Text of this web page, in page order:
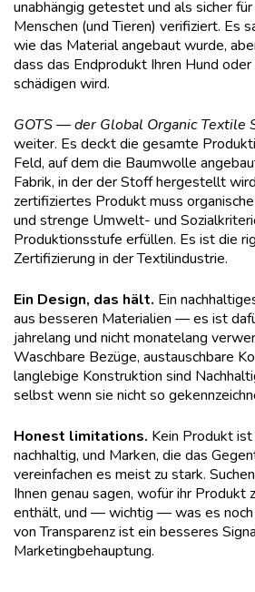
unabhängig getestet und als sicher
Menschen (und Tieren) verifiziert. Es
wie das Material angebaut wurde,
dass das Endprodukt Ihren Hund
schädigen wird.
GOTS — der Global Organic Textile
weiter. Es deckt die gesamte
Feld, auf dem die Baumwolle
Fabrik, in der der Stoff hergestellt
zertifiziertes Produkt muss
und strenge Umwelt- und
Produktionsstufe erfüllen. Es ist die
Zertifizierung in der Textilindustrie.
Ein Design, das hält. Ein
aus besseren Materialien — es ist
jahrelang und nicht monatelang
Waschbare Bezüge, austauschbare
langlebige Konstruktion sind
selbst wenn sie nicht so
Honest limitations. Kein Produkt
nachhaltig, und Marken, die das
vereinfachen es meist zu stark.
Ihnen genau sagen, wofür ihr
enthält, und — wichtig — was es noch
von Transparenz ist ein besseres
Marketingbehauptung.